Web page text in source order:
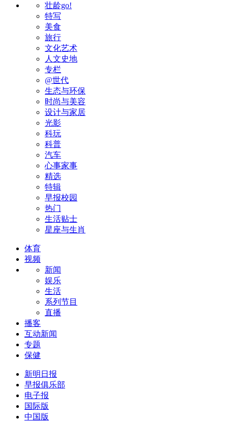
壮龄go!
特写
美食
旅行
文化艺术
人文史地
专栏
@世代
生态与环保
时尚与美容
设计与家居
光影
科玩
科普
汽车
心事家事
精选
特辑
早报校园
热门
生活贴士
星座与生肖
体育
视频
新闻
娱乐
生活
系列节目
直播
播客
互动新闻
专题
保健
新明日报
早报俱乐部
电子报
国际版
中国版